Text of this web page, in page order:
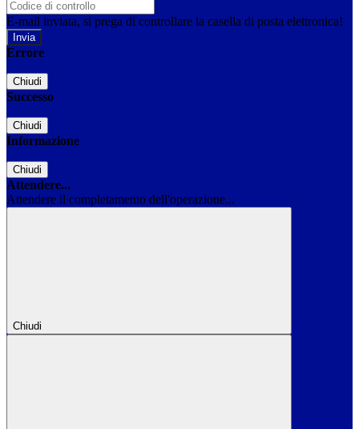
E-mail inviata, si prega di controllare la casella di posta elettronica!
Errore
Chiudi
Successo
Chiudi
Informazione
Chiudi
Attendere...
Attendere il completamento dell'operazione...
Chiudi